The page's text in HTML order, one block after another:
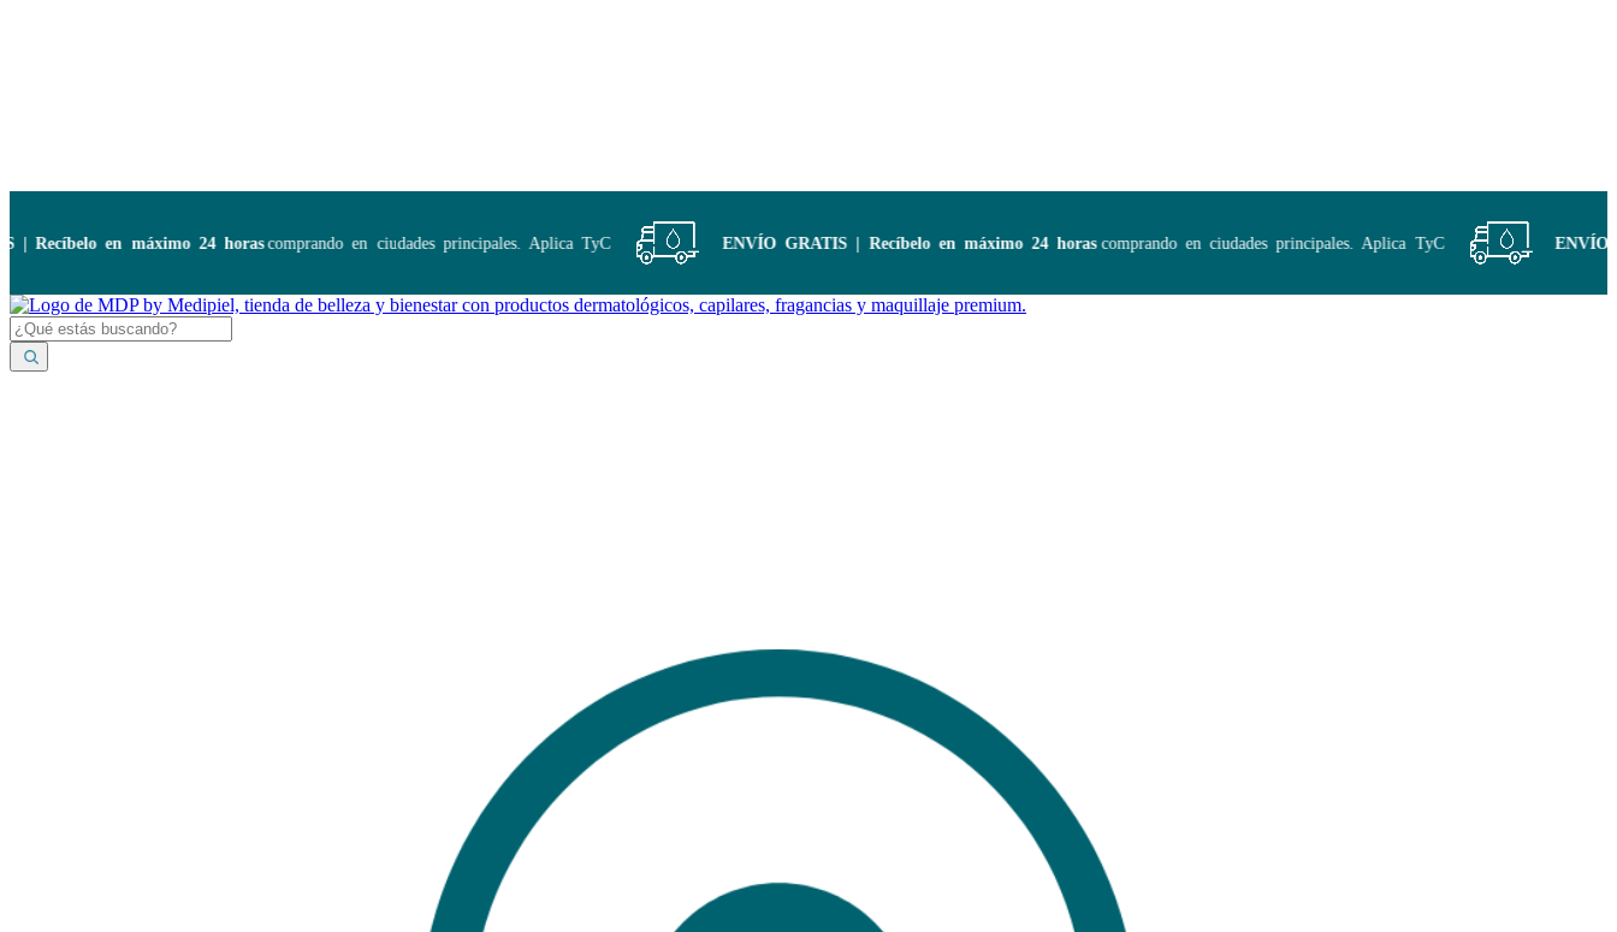
en máximo 24 horascomprando en ciudades principales. Aplica TyC ENVÍO GRATIS | Recíbelo en máximo 24 horascomprando en ciudades principales. Aplica TyC ENVÍO